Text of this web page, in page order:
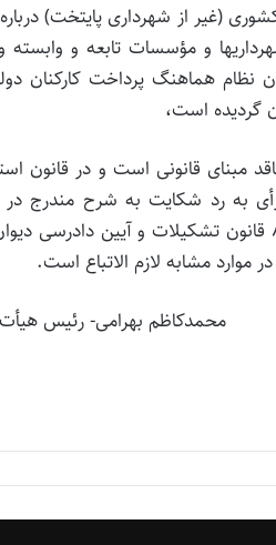
(غیر از شهرداری پایتخت)
شهرداریها و مؤسسات تابعه و
استخدام کشوری بوده ‌و به موجب ماده 12 قانون نظام
گردیده است،
مبنای قانونی است و در قانون
به رد شکایت به شرح مندرج
مقررات قانونی است.این رأی به استناد بند 2 ماده 12 و ماده 89
محمدکاظم بهرامی- رئیس